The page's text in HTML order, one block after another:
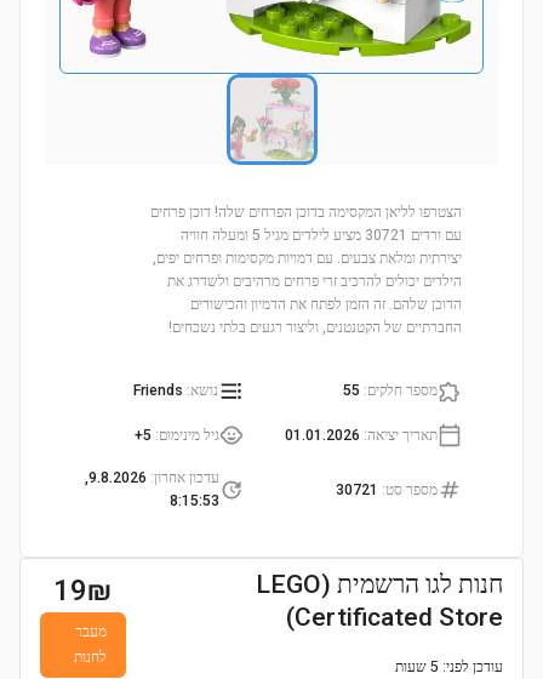
הצטרפו לליאן המקסימה בדוכן הפרחים שלה! דוכן פרחים
עם ורדים 30721 מציע לילדים מגיל 5 ומעלה חוויה
יצירתית ומלאת צבעים. עם דמויות מקסימות ופרחים יפים,
הילדים יכולים להרכיב זרי פרחים מרהיבים ולשדרג את
הדוכן שלהם. זה הזמן לפתח את הדמיון והכישורים
החברתיים של הקטנטנים, וליצור רגעים בלתי נשכחים!
מספר חלקים:
55 נושא:
Friends
תאריך יציאה:
01.01.2026 גיל מינימום:
5+
מספר סט:
30721
עדכון אחרון:
9.8.2026,
8:15:53
חנות לגו הרשמית (LEGO
Certificated Store)
עודכן לפני: 5 שעות
19₪
מעבר
לחנות